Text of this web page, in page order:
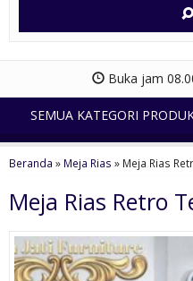
Buka jam
SEMUA KATEGORI
Beranda » Meja Rias » Meja Rias
Meja Rias Retro